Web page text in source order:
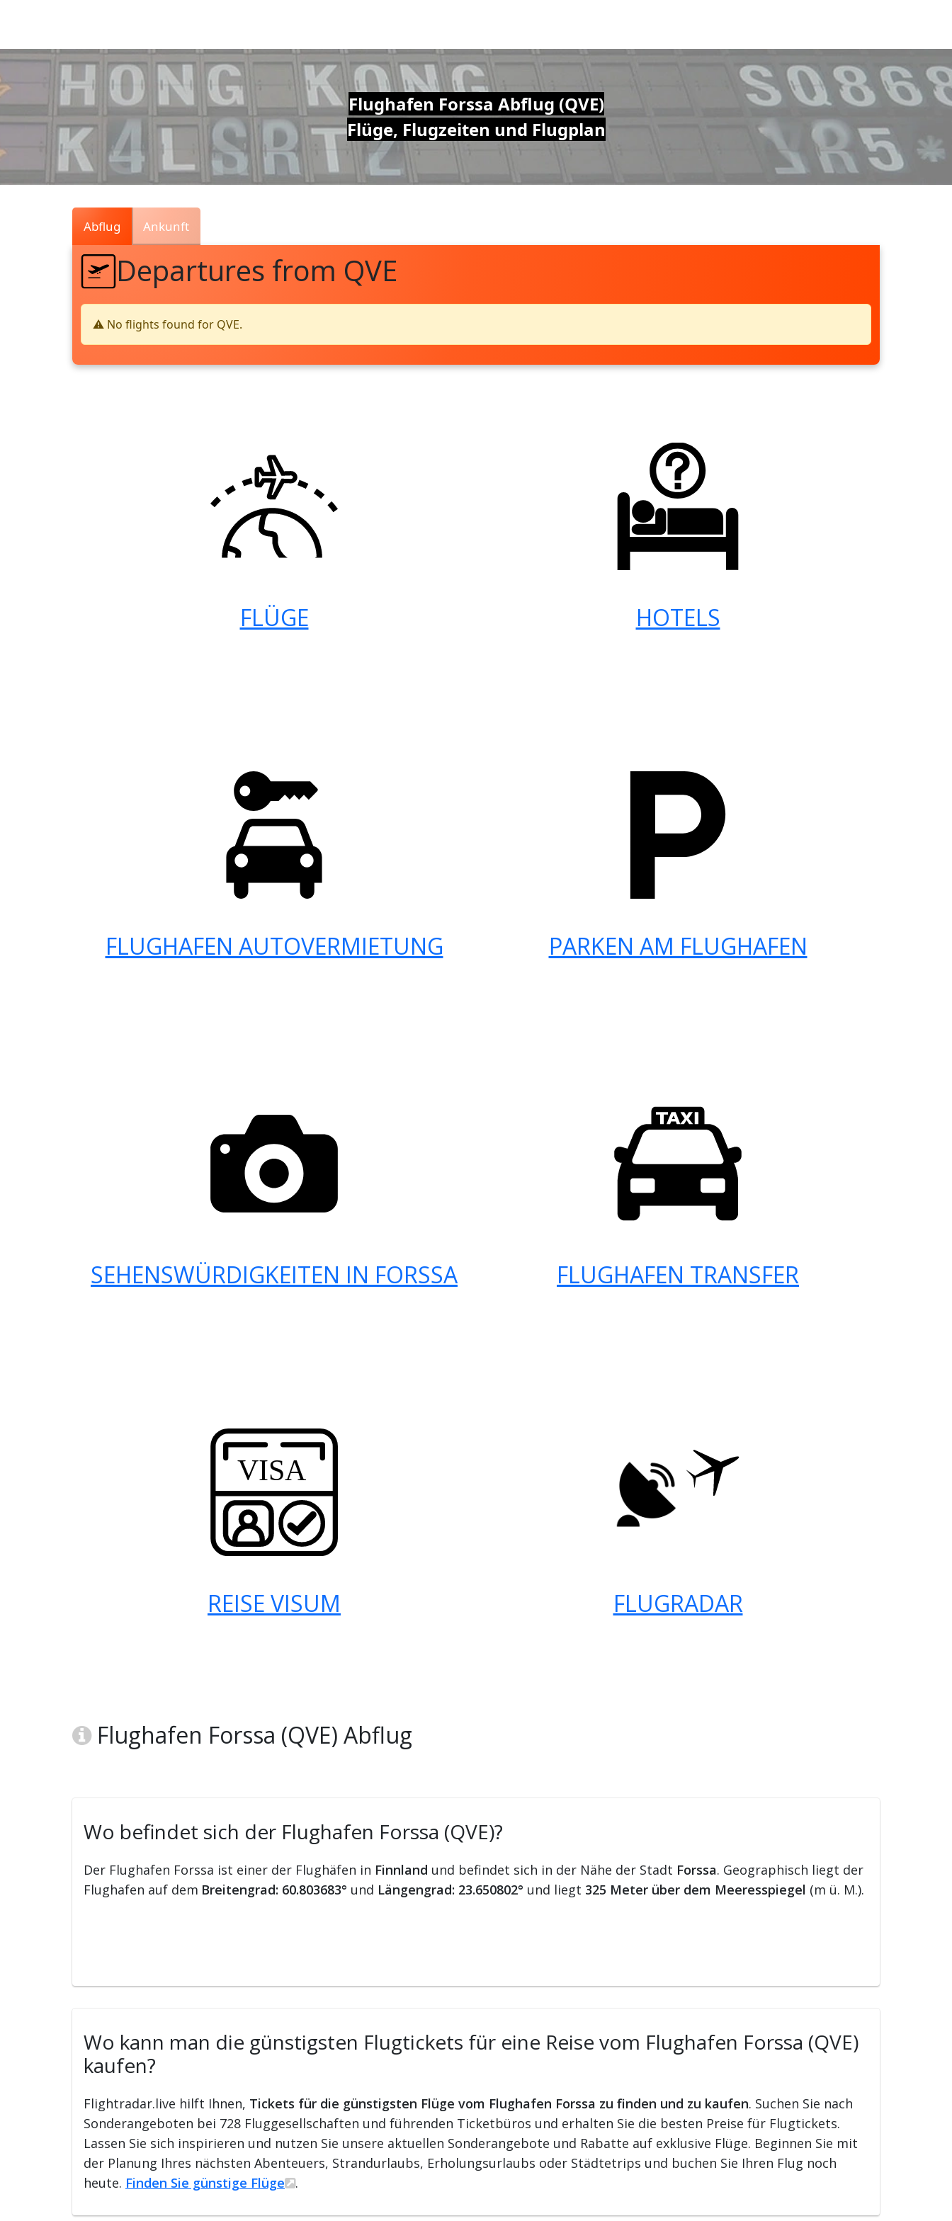
Traffic
Live
Flughafen Forssa Abflug (QVE)
Flüge, Flugzeiten und Flugplan
Abflug Ankunft
Departures from QVE
⚠️ No flights found for QVE.
FLÜGE HOTELS
FLUGHAFEN AUTOVERMIETUNG PARKEN AM FLUGHAFEN
SEHENSWÜRDIGKEITEN IN FORSSA FLUGHAFEN TRANSFER
REISE VISUM FLUGRADAR
Flughafen Forssa (QVE) Abflug
Wo befindet sich der Flughafen Forssa (QVE)?
Der Flughafen Forssa ist einer der Flughäfen in Finnland und befindet sich in der Nähe der Stadt Forssa. Geographisch liegt der
Flughafen auf dem Breitengrad: 60.803683° und Längengrad: 23.650802° und liegt 325 Meter über dem Meeresspiegel (m ü. M.).
Wo kann man die günstigsten Flugtickets für eine Reise vom Flughafen Forssa (QVE)
kaufen?
Flightradar.live hilft Ihnen, Tickets für die günstigsten Flüge vom Flughafen Forssa zu finden und zu kaufen. Suchen Sie nach
Sonderangeboten bei 728 Fluggesellschaften und führenden Ticketbüros und erhalten Sie die besten Preise für Flugtickets.
Lassen Sie sich inspirieren und nutzen Sie unsere aktuellen Sonderangebote und Rabatte auf exklusive Flüge. Beginnen Sie mit
der Planung Ihres nächsten Abenteuers, Strandurlaubs, Erholungsurlaubs oder Städtetrips und buchen Sie Ihren Flug noch
heute. Finden Sie günstige Flüge .